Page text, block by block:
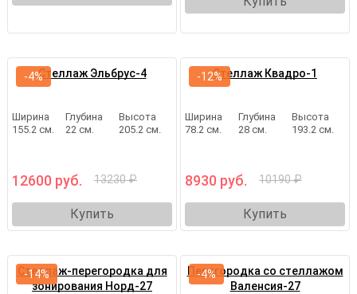
Стеллаж Эльбрус-4
Ширина
155.2 см.
Глубина
22 см.
Высота
205.2 см.
12600 руб. 13230 ₽
Купить
-4% Стеллаж Квадро-1
Ширина
78.2 см.
Глубина
28 см.
Высота
193.2 см.
8930 руб. 10190 ₽
Купить
-12%
Стеллаж-перегородка для
зонирования Норд-27
-14%
Перегородка со стеллажом
Валенсия-27
-4%